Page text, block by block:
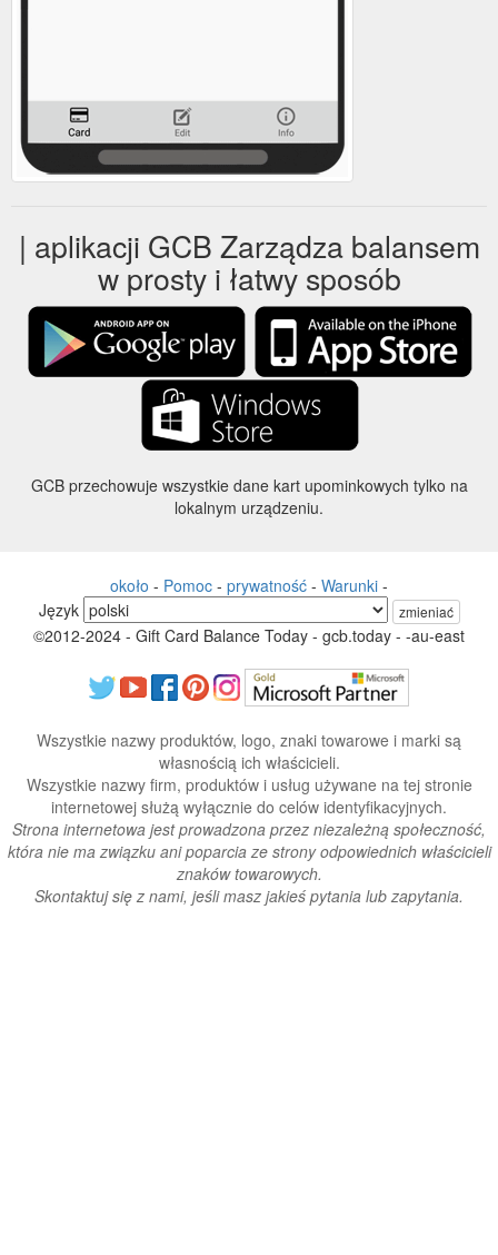
| aplikacji GCB Zarządza balansem
w prosty i łatwy sposób
GCB przechowuje wszystkie dane kart upominkowych tylko na
lokalnym urządzeniu.
około - Pomoc - prywatność - Warunki -
Język
zmieniać
©2012-2024 - Gift Card Balance Today - gcb.today - -au-east
Wszystkie nazwy produktów, logo, znaki towarowe i marki są
własnością ich właścicieli.
Wszystkie nazwy firm, produktów i usług używane na tej stronie
internetowej służą wyłącznie do celów identyfikacyjnych.
Strona internetowa jest prowadzona przez niezależną społeczność,
która nie ma związku ani poparcia ze strony odpowiednich właścicieli
znaków towarowych.
Skontaktuj się z nami, jeśli masz jakieś pytania lub zapytania.